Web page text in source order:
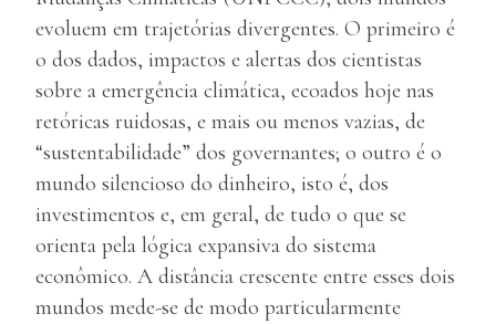
evoluem em trajetórias divergentes. O primeiro é
o dos dados, impactos e alertas dos cientistas
sobre a emergência climática, ecoados hoje nas
retóricas ruidosas, e mais ou menos vazias, de
“sustentabilidade” dos governantes; o outro é o
mundo silencioso do dinheiro, isto é, dos
investimentos e, em geral, de tudo o que se
orienta pela lógica expansiva do sistema
econômico. A distância crescente entre esses dois
mundos mede-se de modo particularmente